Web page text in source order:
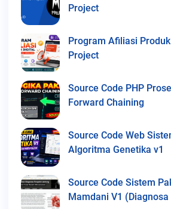
Project
Program Afiliasi
Project
Source Code PHP
Forward Chaining
Source Code Web
Algoritma Genetika v1
Source Code Sistem
Mamdani V1